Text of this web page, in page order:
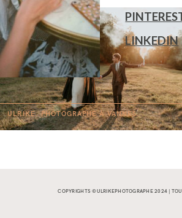
LINKEDIN
ULRIKE. PHOTOGRAPHE ÀVANNES.
COPYRIGHTS ©ULRIKEPHOTOGRAPHE 2024 |